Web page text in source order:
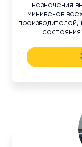
назначения
минивенов
производителей,